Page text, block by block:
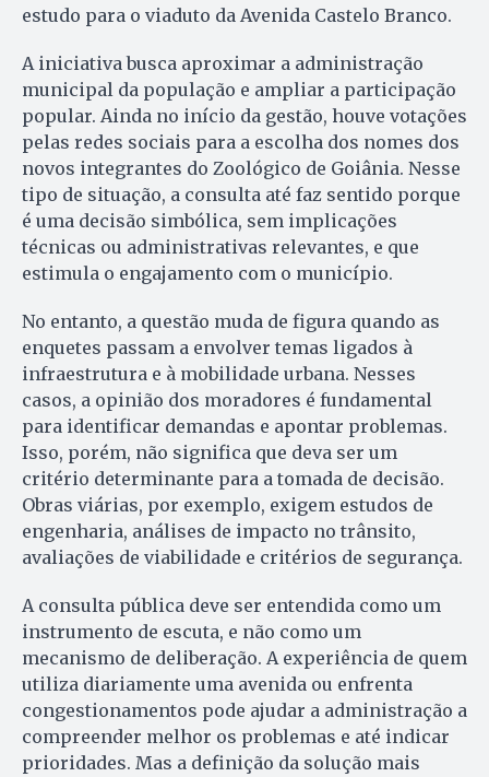
estudo para o viaduto da Avenida Castelo Branco.
A iniciativa busca aproximar a administração
municipal da população e ampliar a participação
popular. Ainda no início da gestão, houve votações
pelas redes sociais para a escolha dos nomes dos
novos integrantes do Zoológico de Goiânia. Nesse
tipo de situação, a consulta até faz sentido porque
é uma decisão simbólica, sem implicações
técnicas ou administrativas relevantes, e que
estimula o engajamento com o município.
No entanto, a questão muda de figura quando as
enquetes passam a envolver temas ligados à
infraestrutura e à mobilidade urbana. Nesses
casos, a opinião dos moradores é fundamental
para identificar demandas e apontar problemas.
Isso, porém, não significa que deva ser um
critério determinante para a tomada de decisão.
Obras viárias, por exemplo, exigem estudos de
engenharia, análises de impacto no trânsito,
avaliações de viabilidade e critérios de segurança.
A consulta pública deve ser entendida como um
instrumento de escuta, e não como um
mecanismo de deliberação. A experiência de quem
utiliza diariamente uma avenida ou enfrenta
congestionamentos pode ajudar a administração a
compreender melhor os problemas e até indicar
prioridades. Mas a definição da solução mais